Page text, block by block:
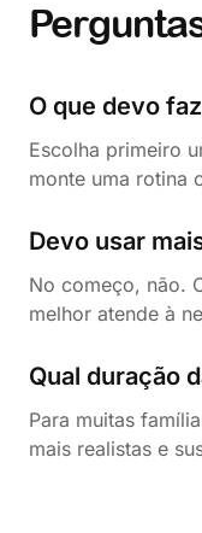
O que devo
Escolha primeiro
monte uma rotina
Devo usar
No começo, não.
melhor atende à
Qual duração
Para muitas
mais realistas e